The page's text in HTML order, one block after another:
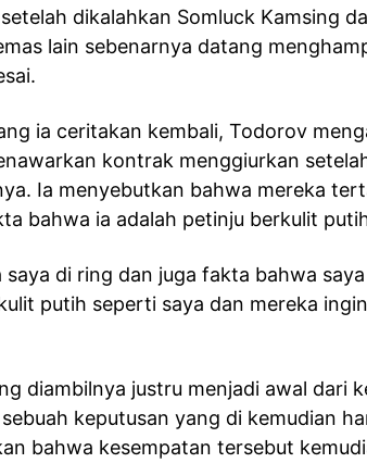
dikalahkan Somluck Kamsing
lain sebenarnya datang
ia ceritakan kembali, Todorov
kontrak menggiurkan
Ia menyebutkan bahwa mereka
bahwa ia adalah petinju berkulit
saya di ring dan juga fakta bahwa
putih seperti saya dan mereka
diambilnya justru menjadi awal dari
keputusan yang di kemudian
bahwa kesempatan tersebut